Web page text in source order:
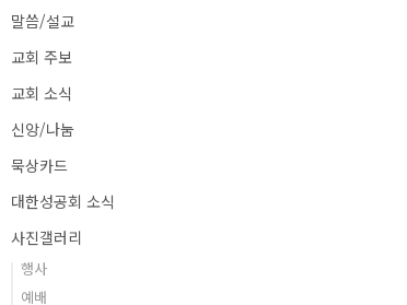
말씀/설교
교회 주보
교회 소식
신앙/나눔
묵상카드
대한성공회 소식
사진갤러리
행사
예배